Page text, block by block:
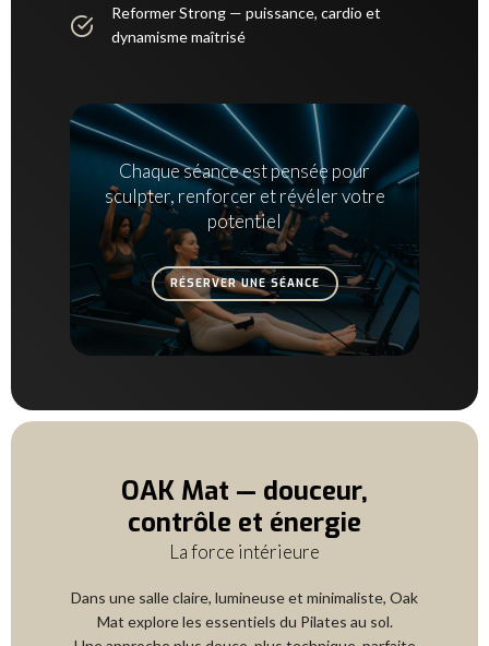
Reformer Strong — puissance, cardio et
dynamisme maîtrisé
Chaque séance est pensée pour
sculpter, renforcer et révéler votre
potentiel
RÉSERVER UNE SÉANCE
OAK Mat — douceur,
contrôle et énergie
La force intérieure
Dans une salle claire, lumineuse et minimaliste, Oak
Mat explore les essentiels du Pilates au sol.